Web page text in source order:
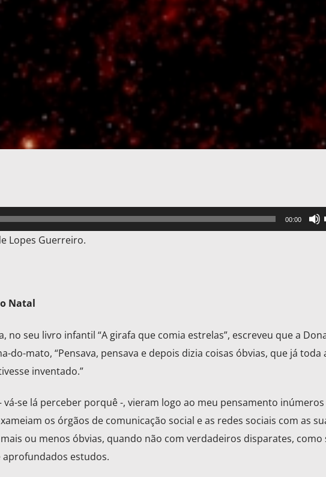
00:00
Lopes Guerreiro.
Natal
no seu livro infantil “A girafa que comia estrelas”, escreveu que a
do-mato, “Pensava, pensava e depois dizia coisas óbvias, que já toda
inventado.”
vá-se lá perceber porquê -, vieram logo ao meu pensamento inúmeros
os órgãos de comunicação social e as redes sociais com as
ou menos óbvias, quando não com verdadeiros disparates, como
estudos.